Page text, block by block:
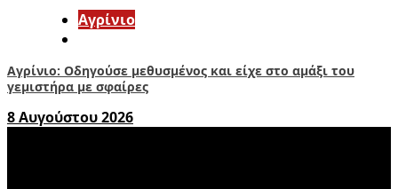
Aγρίνιο
Αγρίνιο: Οδηγούσε μεθυσμένος και είχε στο αμάξι του
γεμιστήρα με σφαίρες
8 Αυγούστου 2026